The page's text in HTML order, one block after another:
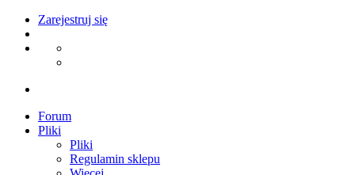
Zarejestruj się
Forum
Pliki
Pliki
Regulamin sklepu